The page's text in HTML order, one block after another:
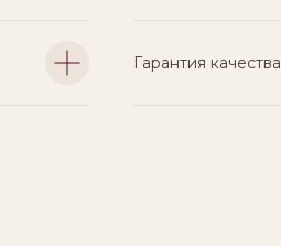
Гарантия качества